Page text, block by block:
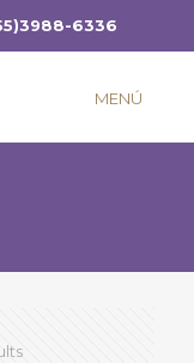
6336
MENÚ